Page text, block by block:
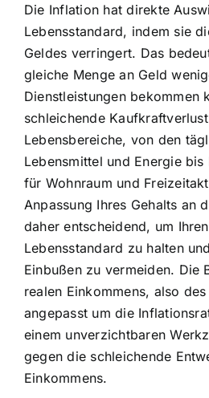
Die Inflation hat direkte
Lebensstandard, indem sie
Geldes verringert. Das
gleiche Menge an Geld
Dienstleistungen bekommen
schleichende
Lebensbereiche, von den
Lebensmittel und Energie
für Wohnraum und
Anpassung Ihres Gehalts an
daher entscheidend, um
Lebensstandard zu halten
Einbußen zu vermeiden. Die
realen Einkommens, also
angepasst um die
einem unverzichtbaren
gegen die schleichende
Einkommens.